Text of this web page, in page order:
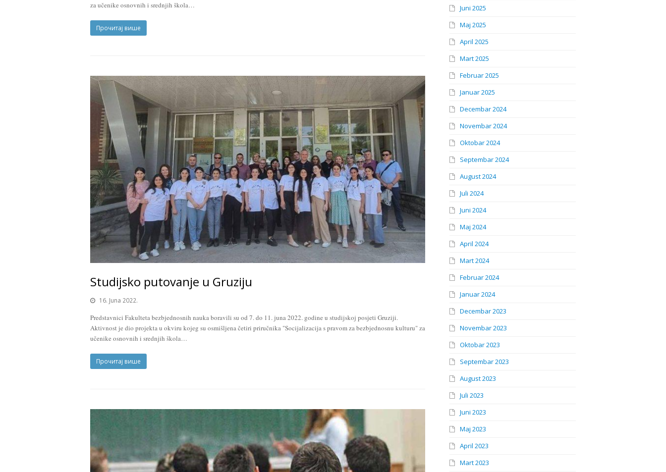
za učenike osnovnih i srednjih škola…
Прочитај више
Studijsko putovanje u Gruziju
16. Juna 2022.
Predstavnici Fakulteta bezbjednosnih nauka boravili su od 7. do 11. juna 2022. godine u studijskoj posjeti Gruziji.
Aktivnost je dio projekta u okviru kojeg su osmišljena četiri priručnika "Socijalizacija s pravom za bezbjednosnu kulturu" za
učenike osnovnih i srednjih škola…
Прочитај више
Juni 2025
Maj 2025
April 2025
Mart 2025
Februar 2025
Januar 2025
Decembar 2024
Novembar 2024
Oktobar 2024
Septembar 2024
August 2024
Juli 2024
Juni 2024
Maj 2024
April 2024
Mart 2024
Februar 2024
Januar 2024
Decembar 2023
Novembar 2023
Oktobar 2023
Septembar 2023
August 2023
Juli 2023
Juni 2023
Maj 2023
April 2023
Mart 2023